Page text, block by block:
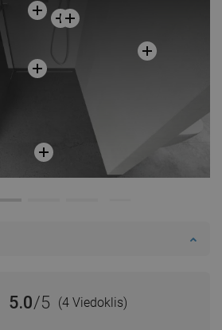
5.0/5 (4 Viedoklis)